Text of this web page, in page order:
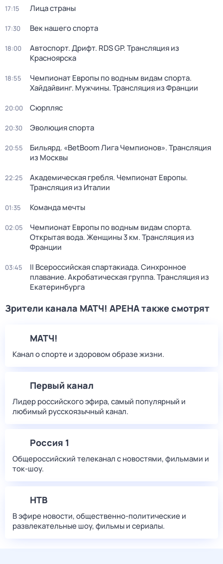
17:15 Лица страны
17:30 Век нашего спорта
18:00
Автоспорт. Дрифт. RDS GP. Трансляция из
Красноярска
18:55
Чемпионат Европы по водным видам спорта.
Хайдайвинг. Мужчины. Трансляция из Франции
20:00 Сюрпляс
20:30 Эволюция спорта
20:55
Бильярд. «BetBoom Лига Чемпионов». Трансляция
из Москвы
22:25
Академическая гребля. Чемпионат Европы.
Трансляция из Италии
01:35 Команда мечты
02:05
Чемпионат Европы по водным видам спорта.
Открытая вода. Женщины 3 км. Трансляция из
Франции
03:45
II Всероссийская спартакиада. Синхронное
плавание. Акробатическая группа. Трансляция из
Екатеринбурга
Зрители канала МАТЧ! АРЕНА также смотрят
МАТЧ!
Канал о спорте и здоровом образе жизни.
Первый канал
Лидер российского эфира, самый популярный и
любимый русскоязычный канал.
Россия 1
Общероссийский телеканал с новостями, фильмами и
ток-шоу.
НТВ
В эфире новости, общественно-политические и
развлекательные шоу, фильмы и сериалы.